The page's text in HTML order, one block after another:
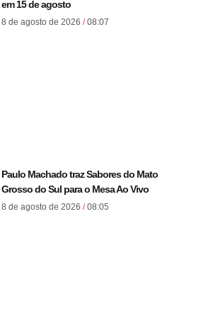
em 15 de agosto
8 de agosto de 2026 08:07
Paulo Machado traz Sabores do Mato
Grosso do Sul para o Mesa Ao Vivo
8 de agosto de 2026 08:05